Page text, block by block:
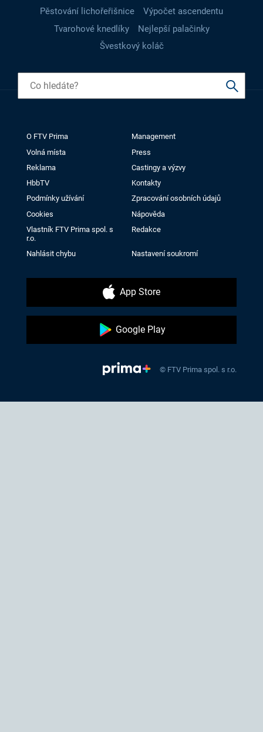
Pěstování lichořeřišnice
Výpočet ascendentu
Tvarohové knedlíky
Nejlepší palačinky
Švestkový koláč
O FTV Prima
Management
Volná místa
Press
Reklama
Castingy a výzvy
HbbTV
Kontakty
Podmínky užívání
Zpracování osobních údajů
Cookies
Nápověda
Vlastník FTV Prima spol. s
r.o.
Redakce
Nahlásit chybu Nastavení soukromí
App Store
Google Play
© FTV Prima spol. s r.o.